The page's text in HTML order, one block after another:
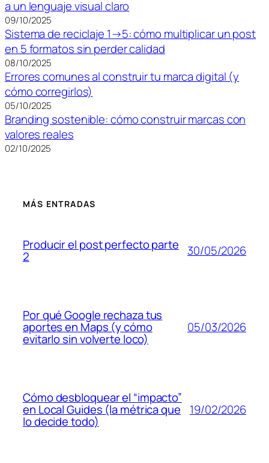
a un lenguaje visual claro
09/10/2025
Sistema de reciclaje 1→5: cómo multiplicar un post
en 5 formatos sin perder calidad
08/10/2025
Errores comunes al construir tu marca digital (y
cómo corregirlos)
05/10/2025
Branding sostenible: cómo construir marcas con
valores reales
02/10/2025
MÁS ENTRADAS
Producir el post perfecto parte
2 30/05/2026
Por qué Google rechaza tus
aportes en Maps (y cómo
evitarlo sin volverte loco)
05/03/2026
Cómo desbloquear el “impacto”
en Local Guides (la métrica que
lo decide todo)
19/02/2026